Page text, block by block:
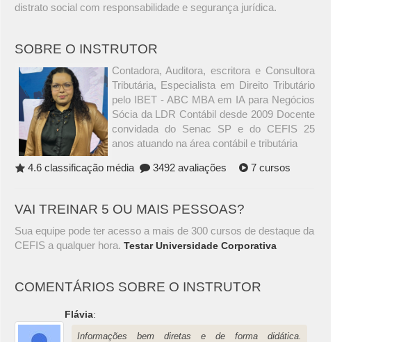
distrato social com responsabilidade e segurança jurídica.
SOBRE O INSTRUTOR
Contadora, Auditora, escritora e Consultora
Tributária, Especialista em Direito Tributário
pelo IBET - ABC MBA em IA para Negócios
Sócia da LDR Contábil desde 2009 Docente
convidada do Senac SP e do CEFIS 25
anos atuando na área contábil e tributária
4.6 classificação média 3492 avaliações 7 cursos
VAI TREINAR 5 OU MAIS PESSOAS?
Sua equipe pode ter acesso a mais de 300 cursos de destaque da
CEFIS a qualquer hora.Testar Universidade Corporativa
COMENTÁRIOS SOBRE O INSTRUTOR
Flávia:
Informações bem diretas e de forma didática.